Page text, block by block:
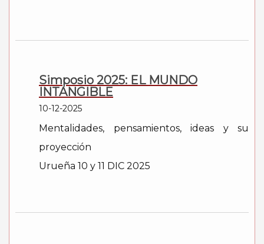
Simposio 2025: EL MUNDO
INTANGIBLE
10-12-2025
Mentalidades, pensamientos, ideas y su
proyección
Urueña 10 y 11 DIC 2025